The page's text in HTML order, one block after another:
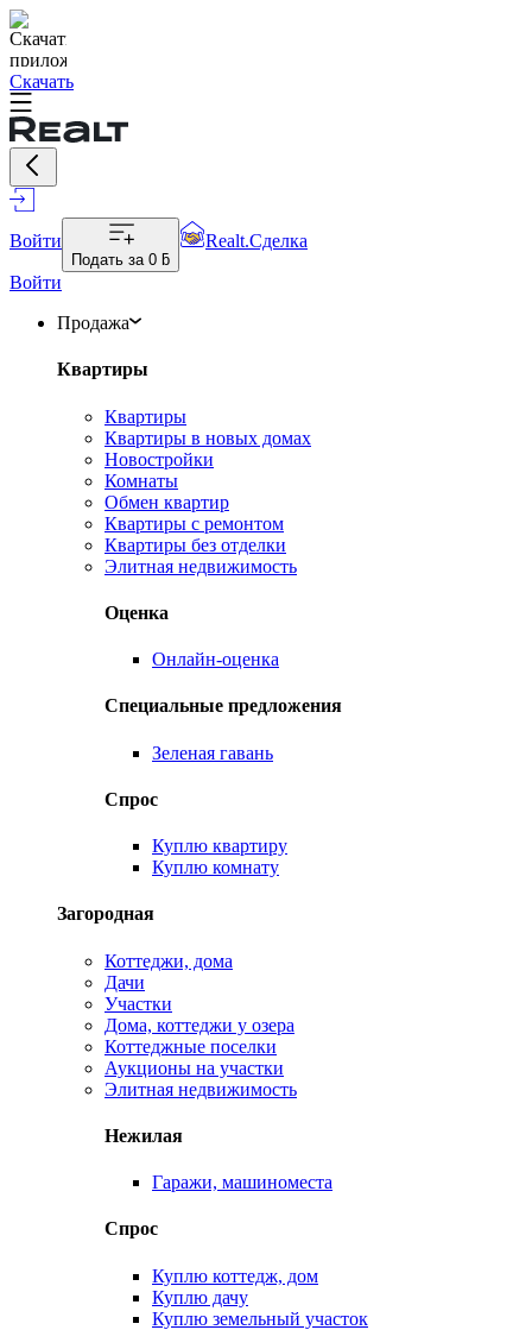
Скачать
Войти
Подать за 0 ƃ
Realt.Сделка
Войти
Продажа
Квартиры
Квартиры
Квартиры в новых домах
Новостройки
Комнаты
Обмен квартир
Квартиры с ремонтом
Квартиры без отделки
Элитная недвижимость
Оценка
Онлайн-оценка
Специальные предложения
Зеленая гавань
Спрос
Куплю квартиру
Куплю комнату
Загородная
Коттеджи, дома
Дачи
Участки
Дома, коттеджи у озера
Коттеджные поселки
Аукционы на участки
Элитная недвижимость
Нежилая
Гаражи, машиноместа
Спрос
Куплю коттедж, дом
Куплю дачу
Куплю земельный участок